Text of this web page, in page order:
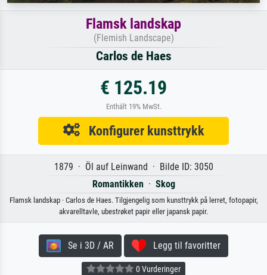
Flamsk landskap
(Flemish Landscape)
Carlos de Haes
€ 125.19
Enthält 19% MwSt.
Konfigurer kunsttrykk
1879 · Öl auf Leinwand · Bilde ID: 3050
Romantikken · Skog
Flamsk landskap · Carlos de Haes. Tilgjengelig som kunsttrykk på lerret, fotopapir,
akvarelltavle, ubestrøket papir eller japansk papir.
Se i 3D / AR Legg til favoritter
0 Vurderinger